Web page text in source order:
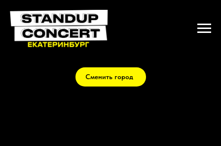
Сменить город